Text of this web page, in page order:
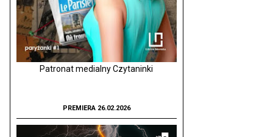
Patronat medialny Czytaninki
PREMIERA 26.02.2026